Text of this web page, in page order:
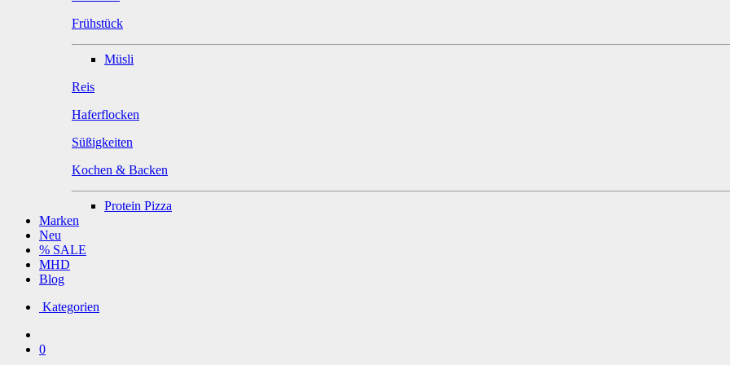
Frühstück
Müsli
Reis
Haferflocken
Süßigkeiten
Kochen & Backen
Protein Pizza
Marken
Neu
% SALE
MHD
Blog
Kategorien
0